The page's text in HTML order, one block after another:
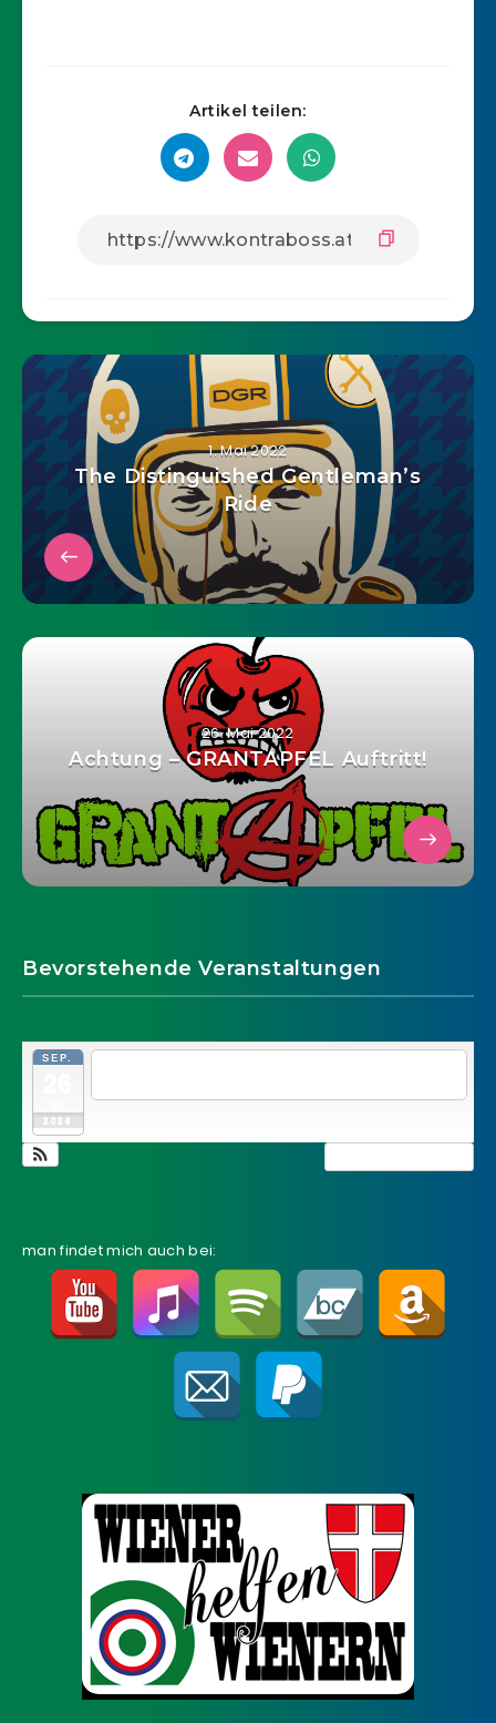
Artikel teilen:
1. Mai 2022
The Distinguished Gentleman’s
Ride
26. Mai 2022
Achtung – GRANTAPFEL Auftritt!
Bevorstehende Veranstaltungen
SEP.
2026
man findet mich auch bei: